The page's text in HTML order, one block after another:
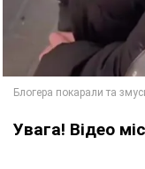
Увага! Відео